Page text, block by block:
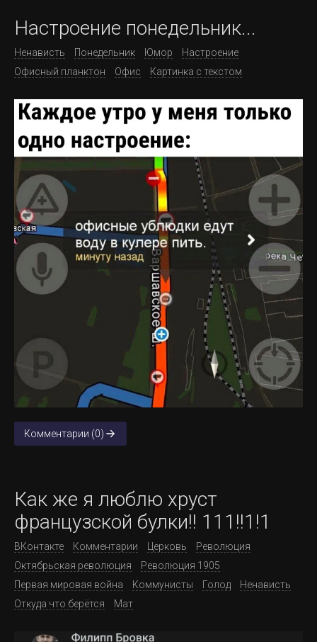
Настроение понедельник...
Ненависть Понедельник Юмор
Настроение
Офисный планктон
Офис Картинка с текстом
Комментарии (0)
Как же я люблю хруст
французской булки!! 111!!1!1
ВКонтакте Комментарии Церковь
Революция
Октябрьская революция
Революция 1905
Первая мировая война
Коммунисты Голод
Ненависть
Откуда что берётся
Мат